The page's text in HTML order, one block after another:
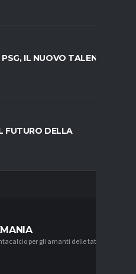
IL NUOVO TALENTO
FUTURO DELLA
per gli amanti delle tattiche